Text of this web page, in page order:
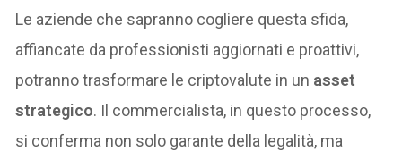
Le aziende che sapranno cogliere questa sfida,
affiancate da professionisti aggiornati e proattivi,
potranno trasformare le criptovalute in un asset
strategico. Il commercialista, in questo processo,
si conferma non solo garante della legalità, ma